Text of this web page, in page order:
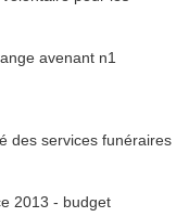
avenant n1
des services funéraires
2013 - budget